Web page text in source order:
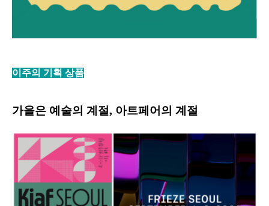
이주의 기획 상품
가을은 예술의 계절, 아트페어의 계절